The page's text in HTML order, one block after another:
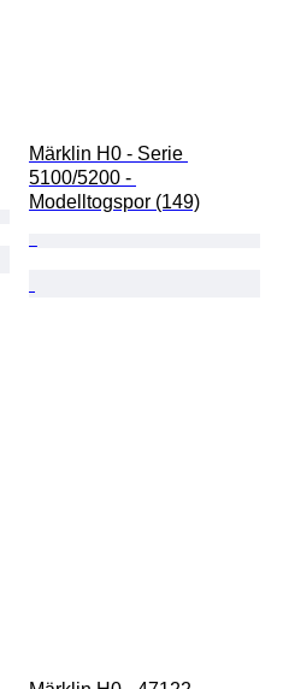
Märklin H0 - Serie
5100/5200 -
Modelltogspor (149)